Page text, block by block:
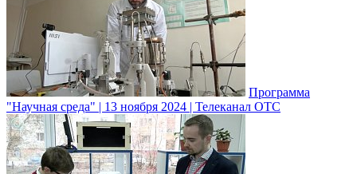
Программа
"Научная среда" | 13 ноября 2024 | Телеканал ОТС